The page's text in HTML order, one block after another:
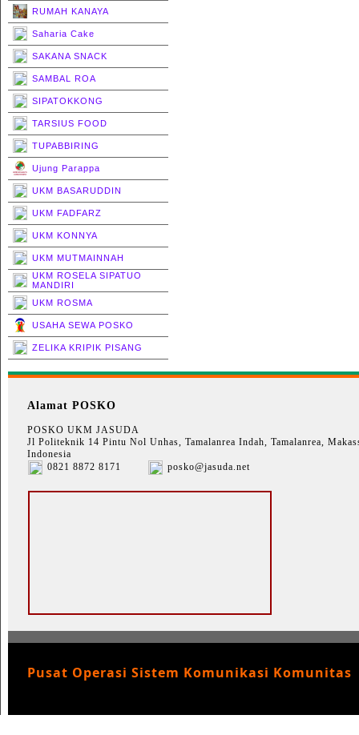
RUMAH KANAYA
Saharia Cake
SAKANA SNACK
SAMBAL ROA
SIPATOKKONG
TARSIUS FOOD
TUPABBIRING
Ujung Parappa
UKM BASARUDDIN
UKM FADFARZ
UKM KONNYA
UKM MUTMAINNAH
UKM ROSELA SIPATUO
MANDIRI
UKM ROSMA
USAHA SEWA POSKO
ZELIKA KRIPIK PISANG
Alamat POSKO
POSKO UKM JASUDA
Jl Politeknik 14 Pintu Nol Unhas, Tamalanrea Indah, Tamalanrea,
Indonesia
0821 8872 8171
posko@jasuda.net
Pusat Operasi Sistem Komunikasi Komunitas